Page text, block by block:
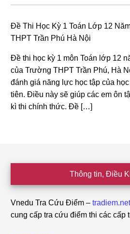
Đề Thi Học Kỳ 1 Toán Lớp 12
THPT Trần Phú Hà Nội
Đề thi học kỳ 1 môn Toán lớp 12
của Trường THPT Trần Phú, Hà
đánh giá năng lực học tập của
tiên. Điều này sẽ giúp các em ôn
kì thi chính thức. Đề […]
Thông tin, Điều
Vnedu Tra Cứu Điểm –
cung cấp tra cứu điểm thi các cấp